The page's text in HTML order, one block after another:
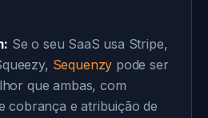
Se o seu SaaS usa Stripe,
Sequenzy pode ser
que ambas, com
cobrança e atribuição de